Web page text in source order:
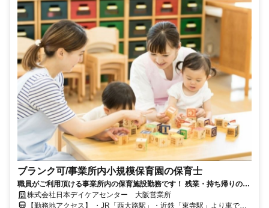
ブランク可/事業所内小規模保育園の保育士
職員がご利用頂ける事業所内の保育施設勤務です！ 残業・持ち帰りのお
仕事なし！経験・ブランク不問！
株式会社日本デイケアセンター 大阪営業所
【勤務地アクセス】 ・JR「西大路駅」・近鉄「東寺駅」より車で約5